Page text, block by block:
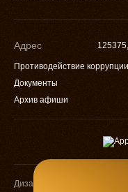
Противодействие коррупции
Документы
Архив афиши
Адрес
Дизайн